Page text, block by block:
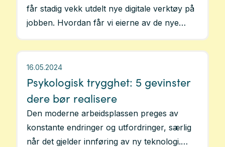
får stadig vekk utdelt nye digitale verktøy på
jobben. Hvordan får vi eierne av de nye
gamle arbeidsmetoder og -rutiner til fordel
for det nye? Endring er spennende når det
gjøres av oss, truende når det blir gjort mot
oss. Målet er å få folk til å velge endring,
Puzzlepart før navnebytte 01.01.2025.
16.05.2024
Psykologisk trygghet: 5 gevinster
dere bør realisere
Den moderne arbeidsplassen preges av
konstante endringer og utfordringer, særlig
når det gjelder innføring av ny teknologi.